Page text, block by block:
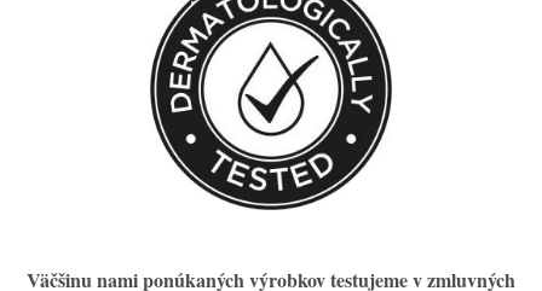
Väčšinu nami ponúkaných výrobkov testujeme v zmluvných